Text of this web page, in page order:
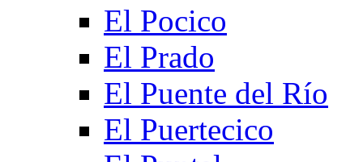
El Pocico
El Prado
El Puente del Río
El Puertecico